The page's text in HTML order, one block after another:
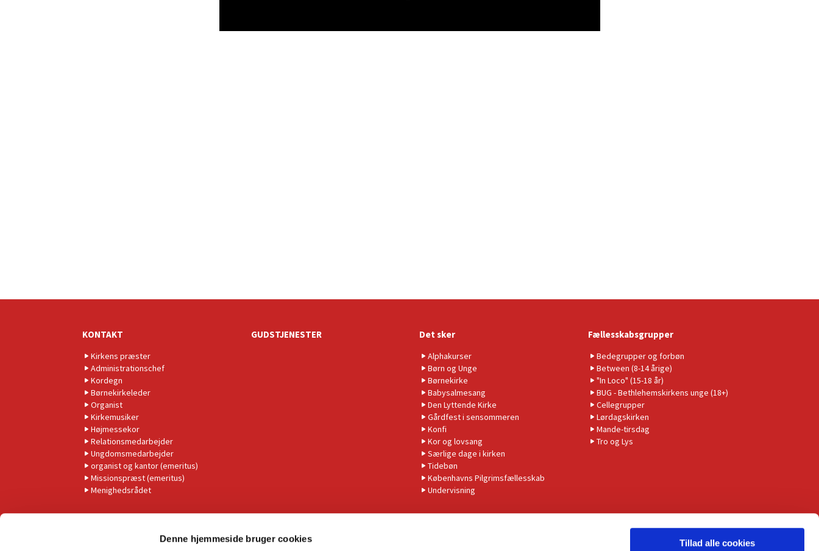
Denne hjemmeside bruger cookies Tillad alle cookies
KONTAKT
Kirkens præster
Administrationschef
Kordegn
Børnekirkeleder
Organist
Kirkemusiker
Højmessekor
Relationsmedarbejder
Ungdomsmedarbejder
organist og kantor (emeritus)
Missionspræst (emeritus)
Menighedsrådet
GUDSTJENESTER Det sker
Alphakurser
Børn og Unge
Børnekirke
Babysalmesang
Den Lyttende Kirke
Gårdfest i sensommeren
Konfi
Kor og lovsang
Særlige dage i kirken
Tidebøn
Københavns Pilgrimsfællesskab
Undervisning
Fællesskabsgrupper
Bedegrupper og forbøn
Between (8-14 årige)
"In Loco" (15-18 år)
BUG - Bethlehemskirkens unge (18+)
Cellegrupper
Lørdagskirken
Mande-tirsdag
Tro og Lys